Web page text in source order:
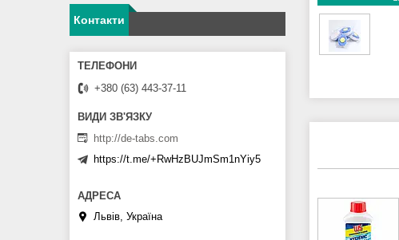
Контакти
+380 (63) 443-37-11
http://de-tabs.com
https://t.me/+RwHzBUJmSm1nYiy5
Львів, Україна